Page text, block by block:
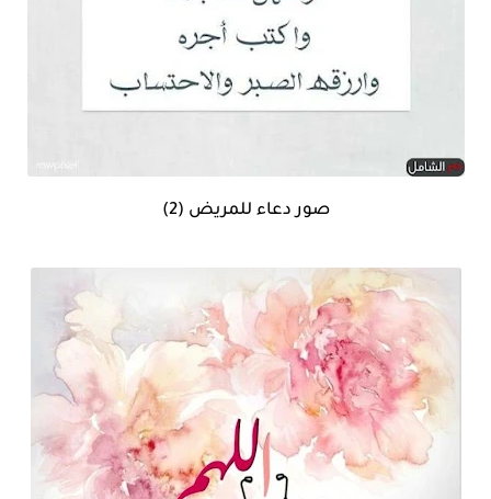
صور دعاء للمريض (2)